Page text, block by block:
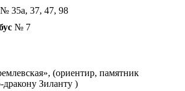
№ 35а, 37, 47, 98
№ 7
(ориентир, памятник
Зиланту )